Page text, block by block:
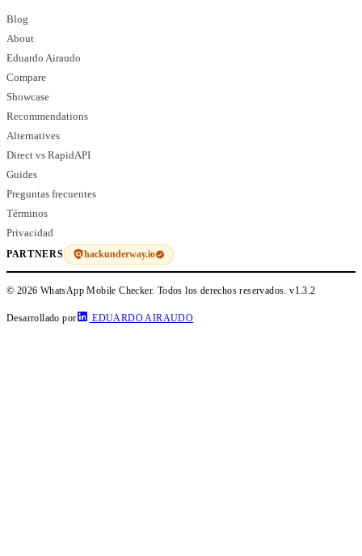
Blog
About
Eduardo Airaudo
Compare
Showcase
Recommendations
Alternatives
Direct vs RapidAPI
Guides
Preguntas frecuentes
Términos
Privacidad
PARTNERS hackunderway.io
© 2026 WhatsApp Mobile Checker. Todos los derechos reservados.v1.3.2
Desarrollado por EDUARDO AIRAUDO